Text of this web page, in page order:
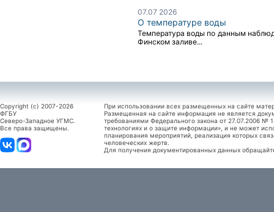
07.07 2026
О температуре воды
Температура воды по данным
Финском заливе...
Copyright (c) 2007-2026
ФГБУ
Северо-Западное УГМС.
Все права защищены.
При использовании всех размещенных на сайте
Размещенная на сайте информация не является
требованиями Федерального закона от 27.07.2006
технологиях и о защите информации», и не может
планирования мероприятий, реализация которых
человеческих жертв.
Для получения документированных данных